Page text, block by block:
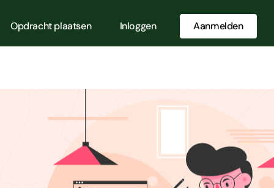
Opdracht plaatsen Inloggen Aanmelden